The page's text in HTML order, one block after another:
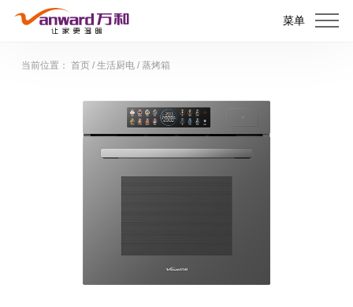
菜单
当前位置： 首页/ 生活厨电/ 蒸烤箱